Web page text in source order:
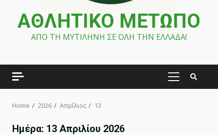
ΑΘΛΗΤΙΚΟ ΜΕΤΩΠΟ
ΑΠΟ ΤΗ ΜΥΤΙΛΗΝΗ ΣΕ ΟΛΗ ΤΗΝ ΕΛΛΑΔΑ!
PRIMARY
Home 2026 Απρίλιος 13
Ημέρα: 13 Απριλίου 2026